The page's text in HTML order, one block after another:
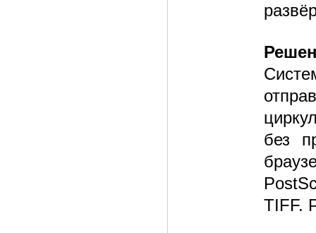
без
TIFF.